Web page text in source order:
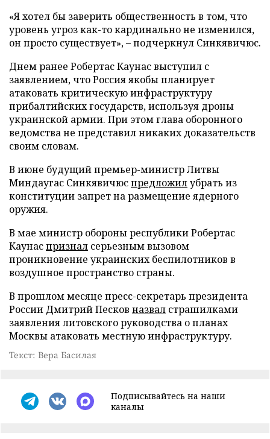
«Я хотел бы заверить общественность в том, что
уровень угроз как-то кардинально не изменился,
он просто существует», – подчеркнул Синкявичюс.
Днем ранее Робертас Каунас выступил с
заявлением, что Россия якобы планирует
атаковать критическую инфраструктуру
прибалтийских государств, используя дроны
украинской армии. При этом глава оборонного
ведомства не представил никаких доказательств
своим словам.
В июне будущий премьер-министр Литвы
Миндаугас Синкявичюспредложилубрать из
конституции запрет на размещение ядерного
оружия.
В мае министр обороны республики Робертас
Каунаспризнал серьезным вызовом
проникновение украинских беспилотников в
воздушное пространство страны.
В прошлом месяце пресс-секретарь президента
России Дмитрий Песков назвал страшилками
заявления литовского руководства о планах
Москвы атаковать местную инфраструктуру.
Текст: Вера Басилая
Подписывайтесь на наши
каналы